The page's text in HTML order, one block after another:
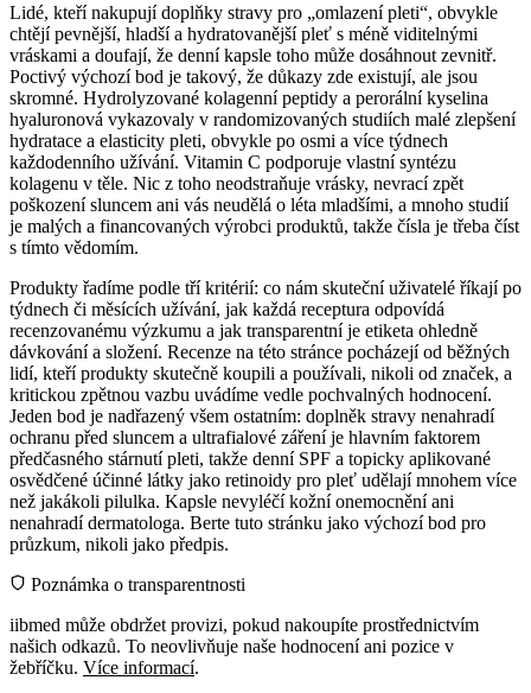
Lidé, kteří nakupují doplňky stravy pro „omlazení pleti“, obvykle
chtějí pevnější, hladší a hydratovanější pleť s méně viditelnými
vráskami a doufají, že denní kapsle toho může dosáhnout zevnitř.
Poctivý výchozí bod je takový, že důkazy zde existují, ale jsou
skromné. Hydrolyzované kolagenní peptidy a perorální kyselina
hyaluronová vykazovaly v randomizovaných studiích malé zlepšení
hydratace a elasticity pleti, obvykle po osmi a více týdnech
každodenního užívání. Vitamin C podporuje vlastní syntézu
kolagenu v těle. Nic z toho neodstraňuje vrásky, nevrací zpět
poškození sluncem ani vás neudělá o léta mladšími, a mnoho studií
je malých a financovaných výrobci produktů, takže čísla je třeba číst
s tímto vědomím.
Produkty řadíme podle tří kritérií: co nám skuteční uživatelé říkají po
týdnech či měsících užívání, jak každá receptura odpovídá
recenzovanému výzkumu a jak transparentní je etiketa ohledně
dávkování a složení. Recenze na této stránce pocházejí od běžných
lidí, kteří produkty skutečně koupili a používali, nikoli od značek, a
kritickou zpětnou vazbu uvádíme vedle pochvalných hodnocení.
Jeden bod je nadřazený všem ostatním: doplněk stravy nenahradí
ochranu před sluncem a ultrafialové záření je hlavním faktorem
předčasného stárnutí pleti, takže denní SPF a topicky aplikované
osvědčené účinné látky jako retinoidy pro pleť udělají mnohem více
než jakákoli pilulka. Kapsle nevyléčí kožní onemocnění ani
nenahradí dermatologa. Berte tuto stránku jako výchozí bod pro
průzkum, nikoli jako předpis.
Poznámka o transparentnosti
iibmed může obdržet provizi, pokud nakoupíte prostřednictvím
našich odkazů. To neovlivňuje naše hodnocení ani pozice v
žebříčku. Více informací.